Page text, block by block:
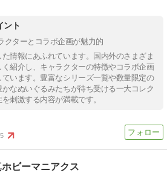
ント
クターとコラボ企画が魅力的
情報にあふれています。国内外のさまざま
紹介し、キャラクターの特徴やコラボ企画
います。豊富なシリーズ一覧や数量限定の
なぬいぐるみたちが待ち受ける一大コレク
刺激する内容が満載です。
ビーマニアクス